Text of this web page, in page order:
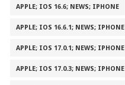
APPLE; IOS 16.6; NEWS; IPHONE
APPLE; IOS 16.6.1; NEWS; IPHONE
APPLE; IOS 17.0.1; NEWS; IPHONE
APPLE; IOS 17.0.3; NEWS; IPHONE